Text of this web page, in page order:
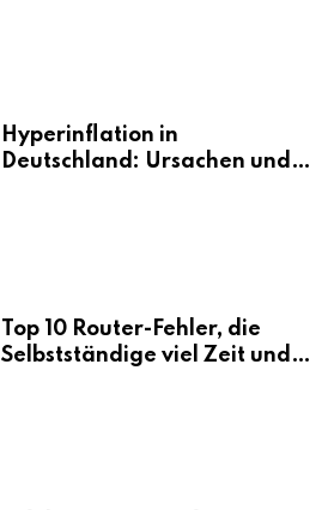
Hyperinflation in
Deutschland: Ursachen und
Top 10 Router-Fehler, die
Selbstständige viel Zeit und